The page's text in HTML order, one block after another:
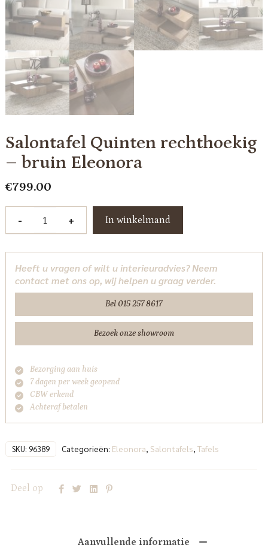
Salontafel Quinten rechthoekig
– bruin Eleonora
€799.00
-
-
bruin
Eleonora
+ In winkelmand
Heeft u vragen of wilt u interieuradvies? Neem
contact met ons op, wij helpen u graag verder.
Bel 015 257 8617
Bezoek onze showroom
Bezorging aan huis
7 dagen per week geopend
CBW erkend
Achteraf betalen
SKU: 96389 Categorieën: Eleonora, Salontafels, Tafels
Deel op
Aanvullende informatie